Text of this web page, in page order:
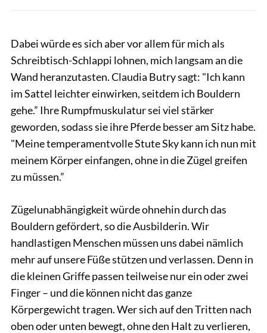
Dabei würde es sich aber vor allem für mich als
Schreibtisch-Schlappi lohnen, mich langsam an die
Wand heranzutasten. Claudia Butry sagt: "Ich kann
im Sattel leichter einwirken, seitdem ich Bouldern
gehe.” Ihre Rumpfmuskulatur sei viel stärker
geworden, sodass sie ihre Pferde besser am Sitz habe.
"Meine temperamentvolle Stute Sky kann ich nun mit
meinem Körper einfangen, ohne in die Zügel greifen
zu müssen.”
Zügelunabhängigkeit würde ohnehin durch das
Bouldern gefördert, so die Ausbilderin. Wir
handlastigen Menschen müssen uns dabei nämlich
mehr auf unsere Füße stützen und verlassen. Denn in
die kleinen Griffe passen teilweise nur ein oder zwei
Finger – und die können nicht das ganze
Körpergewicht tragen. Wer sich auf den Tritten nach
oben oder unten bewegt, ohne den Halt zu verlieren,